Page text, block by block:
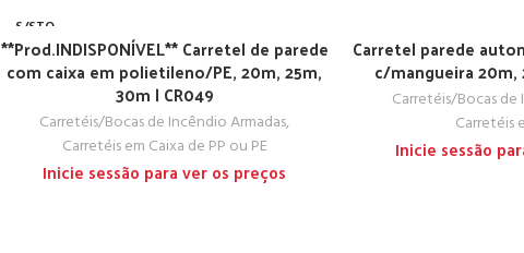
S/STO
CK
**Prod.INDISPONÍVEL** Carretel de parede
com caixa em polietileno/PE, 20m, 25m,
30m | CR049
Carretéis/Bocas de Incêndio Armadas,
Carretéis em Caixa de PP ou PE
Inicie sessão para ver os preços
Carretel parede
c/mangueira 20m,
Carretéis/Bocas de
Carretéis
Inicie sessão